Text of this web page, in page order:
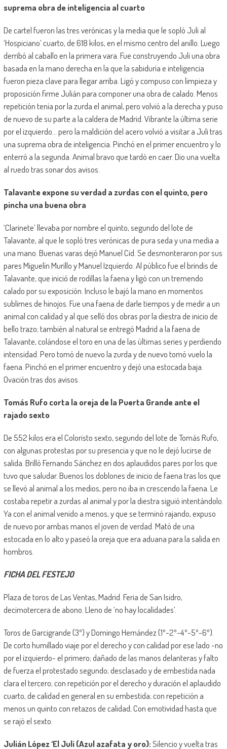
suprema obra de inteligencia al cuarto
De cartel fueron las tres verónicas y la media que le sopló Juli al
‘Hospiciano’ cuarto, de 618 kilos, en el mismo centro del anillo. Luego
derribó al caballo en la primera vara. Fue construyendo Juli una obra
basada en la mano derecha en la que la sabiduría e inteligencia
fueron pieza clave para llegar arriba. Ligó y compuso con limpieza y
proposición firme Julián para componer una obra de calado. Menos
repetición tenía por la zurda el animal, pero volvió a la derecha y puso
de nuevo de su parte a la caldera de Madrid. Vibrante la última serie
por el izquierdo… pero la maldición del acero volvió a visitar a Juli tras
una suprema obra de inteligencia. Pinchó en el primer encuentro y lo
enterró a la segunda. Animal bravo que tardó en caer. Dio una vuelta
al ruedo tras sonar dos avisos.
Talavante expone su verdad a zurdas con el quinto, pero
pincha una buena obra
‘Clarinete’ llevaba por nombre el quinto, segundo del lote de
Talavante, al que le sopló tres verónicas de pura seda y una media a
una mano. Buenas varas dejó Manuel Cid. Se desmonteraron por sus
pares Miguelín Murillo y Manuel Izquierdo. Al público fue el brindis de
Talavante, que inició de rodillas la faena y ligó con un tremendo
calado por su exposición. Incluso le bajó la mano en momentos
sublimes de hinojos. Fue una faena de darle tiempos y de medir a un
animal con calidad y al que selló dos obras por la diestra de inicio de
bello trazo; también al natural se entregó Madrid a la faena de
Talavante, colándose el toro en una de las últimas series y perdiendo
intensidad. Pero tomó de nuevo la zurda y de nuevo tomó vuelo la
faena. Pinchó en el primer encuentro y dejó una estocada baja.
Ovación tras dos avisos.
Tomás Rufo corta la oreja de la Puerta Grande ante el
rajado sexto
De 552 kilos era el Coloristo sexto, segundo del lote de Tomás Rufo,
con algunas protestas por su presencia y que no le dejó lucirse de
salida. Brilló Fernando Sánchez en dos aplaudidos pares por los que
tuvo que saludar. Buenos los doblones de inicio de faena tras los que
se llevó al animal a los medios, pero no iba in crescendo la faena. Le
costaba repetir a zurdas al animal y por la diestra siguió intentándolo.
Ya con el animal venido a menos, y que se terminó rajando, expuso
de nuevo por ambas manos el joven de verdad. Mató de una
estocada en lo alto y paseó la oreja que era aduana para la salida en
hombros.
FICHA DEL FESTEJO
Plaza de toros de Las Ventas, Madrid. Feria de San Isidro,
decimotercera de abono. Lleno de ‘no hay localidades’.
Toros de Garcigrande (3º) y Domingo Hernández (1º-2º-4º-5º-6º).
De corto humillado viaje por el derecho y con calidad por ese lado -no
por el izquierdo- el primero; dañado de las manos delanteras y falto
de fuerza el protestado segundo; desclasado y de embestida nada
clara el tercero; con repetición por el derecho y duración el aplaudido
cuarto, de calidad en general en su embestida; con repetición a
menos un quinto con retazos de calidad; Con emotividad hasta que
se rajó el sexto.
Julián López ‘El Juli (Azul azafata y oro):Silencio y vuelta tras